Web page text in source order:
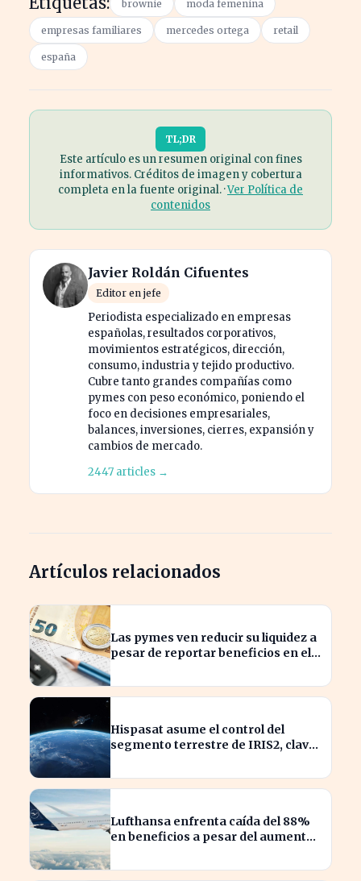
brownie moda femenina
empresas familiares mercedes ortega retail
españa
TL;DR
Este artículo es un resumen original con fines
informativos. Créditos de imagen y cobertura
completa en la fuente original. ·Ver Política de
contenidos
Javier Roldán Cifuentes
Editor en jefe
Periodista especializado en empresas
españolas, resultados corporativos,
movimientos estratégicos, dirección,
consumo, industria y tejido productivo.
Cubre tanto grandes compañías como
pymes con peso económico, poniendo el
foco en decisiones empresariales,
balances, inversiones, cierres, expansión y
cambios de mercado.
2447 articles →
Artículos relacionados
Las pymes ven reducir su liquidez a
pesar de reportar beneficios en el
Hispasat asume el control del
segmento terrestre de IRIS2, clave
Lufthansa enfrenta caída del 88%
en beneficios a pesar del aumento